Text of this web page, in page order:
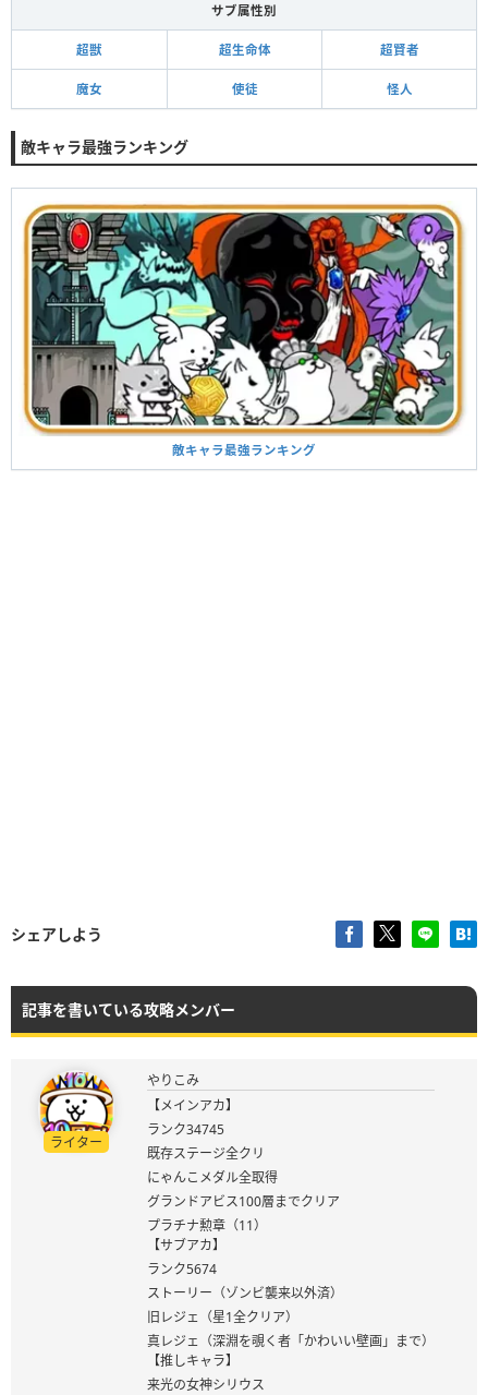
サブ属性別
超獣 超生命体 超賢者
魔女 使徒 怪人
敵キャラ最強ランキング
敵キャラ最強ランキング
シェアしよう
記事を書いている攻略メンバー
ライター
やりこみ
【メインアカ】
ランク34745
既存ステージ全クリ
にゃんこメダル全取得
グランドアビス100層までクリア
プラチナ勲章（11）
【サブアカ】
ランク5674
ストーリー（ゾンビ襲来以外済）
旧レジェ（星1全クリア）
真レジェ（深淵を覗く者「かわいい壁画」まで）
【推しキャラ】
来光の女神シリウス